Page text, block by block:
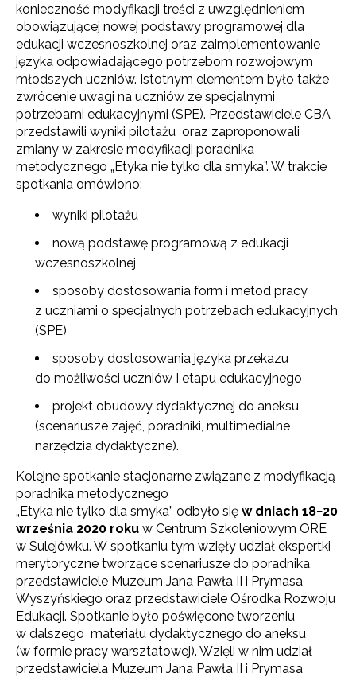
konieczność modyfikacji treści z uwzględnieniem
obowiązującej nowej podstawy programowej dla
edukacji wczesnoszkolnej oraz zaimplementowanie
języka odpowiadającego potrzebom rozwojowym
młodszych uczniów. Istotnym elementem było także
zwrócenie uwagi na uczniów ze specjalnymi
potrzebami edukacyjnymi (SPE). Przedstawiciele CBA
przedstawili wyniki pilotażu oraz zaproponowali
zmiany w zakresie modyfikacji poradnika
metodycznego „Etyka nie tylko dla smyka”. W trakcie
spotkania omówiono:
wyniki pilotażu
nową podstawę programową z edukacji
wczesnoszkolnej
sposoby dostosowania form i metod pracy
z uczniami o specjalnych potrzebach edukacyjnych
(SPE)
sposoby dostosowania języka przekazu
do możliwości uczniów I etapu edukacyjnego
projekt obudowy dydaktycznej do aneksu
(scenariusze zajęć, poradniki, multimedialne
narzędzia dydaktyczne).
Kolejne spotkanie stacjonarne związane z modyfikacją
poradnika metodycznego
„Etyka nie tylko dla smyka” odbyło się w dniach 18−20
września 2020 roku w Centrum Szkoleniowym ORE
w Sulejówku. W spotkaniu tym wzięły udział ekspertki
merytoryczne tworzące scenariusze do poradnika,
przedstawiciele Muzeum Jana Pawła II i Prymasa
Wyszyńskiego oraz przedstawiciele Ośrodka Rozwoju
Edukacji. Spotkanie było poświęcone tworzeniu
w dalszego materiału dydaktycznego do aneksu
(w formie pracy warsztatowej). Wzięli w nim udział
przedstawiciela Muzeum Jana Pawła II i Prymasa